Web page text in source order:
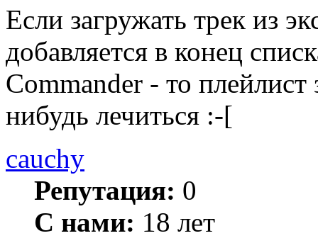
Если загружать трек из
добавляется в конец
Commander - то плейлист
нибудь лечиться :-[
cauchy
Репутация: 0
С нами: 18 лет